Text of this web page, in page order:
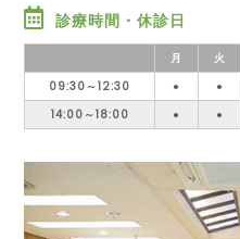
診療時間・休診日
月 火
09:30～12:30
● ●
14:00～18:00
● ●